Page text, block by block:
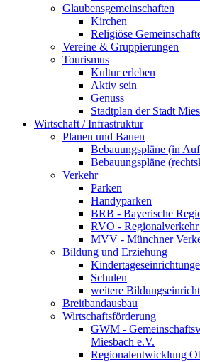
Glaubensgemeinschaften
Kirchen
Religiöse
Vereine & Gruppierungen
Tourismus
Kultur erleben
Aktiv sein
Genuss
Stadtplan der Stadt
Wirtschaft / Infrastruktur
Planen und Bauen
Bebauungspläne (in
Bebauungspläne
Verkehr
Parken
Handyparken
BRB - Bayerische
RVO - Regionalverkehr
MVV - Münchner
Bildung und Erziehung
Schulen
weitere
Breitbandausbau
Wirtschaftsförderung
GWM -
Miesbach e.V.
Regionalentwicklung